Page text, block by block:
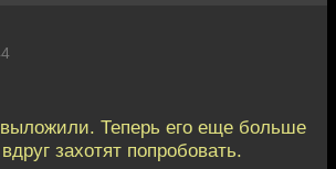
Теперь его еще больше
захотят попробовать.